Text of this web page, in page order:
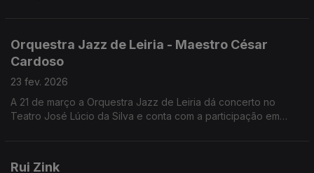
Orquestra Jazz de Leiria - Maestro César
Cardoso
23 fev. 2026
A 21 de março a Orquestra Jazz de Leiria dá concerto no
Teatro José Lúcio da Silva e conta com a participação em
Rui Zink